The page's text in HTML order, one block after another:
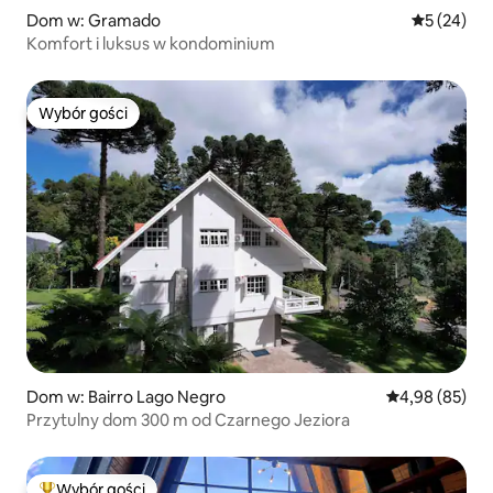
Dom w: Gramado Średnia
5 (24)
Komfort i luksus w kondominium
Wybór gości
Wybór gości
Dom w: Bairro Lago Negro Średnia
4,98 (85)
Przytulny dom 300 m od Czarnego Jeziora